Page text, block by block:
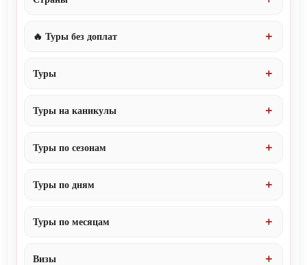
🔥 Туры без доплат
Туры
Туры на каникулы
Туры по сезонам
Туры по дням
Туры по месяцам
Визы